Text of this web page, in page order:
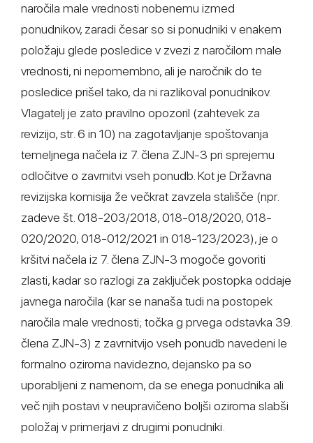
naročila male vrednosti nobenemu izmed
ponudnikov, zaradi česar so si ponudniki v enakem
položaju glede posledice v zvezi z naročilom male
vrednosti, ni nepomembno, ali je naročnik do te
posledice prišel tako, da ni razlikoval ponudnikov.
Vlagatelj je zato pravilno opozoril (zahtevek za
revizijo, str. 6 in 10) na zagotavljanje spoštovanja
temeljnega načela iz 7. člena ZJN-3 pri sprejemu
odločitve o zavrnitvi vseh ponudb. Kot je Državna
revizijska komisija že večkrat zavzela stališče (npr.
zadeve št. 018-203/2018, 018-018/2020, 018-
020/2020, 018-012/2021 in 018-123/2023), je o
kršitvi načela iz 7. člena ZJN-3 mogoče govoriti
zlasti, kadar so razlogi za zaključek postopka oddaje
javnega naročila (kar se nanaša tudi na postopek
naročila male vrednosti; točka g prvega odstavka 39.
člena ZJN-3) z zavrnitvijo vseh ponudb navedeni le
formalno oziroma navidezno, dejansko pa so
uporabljeni z namenom, da se enega ponudnika ali
več njih postavi v neupravičeno boljši oziroma slabši
položaj v primerjavi z drugimi ponudniki.